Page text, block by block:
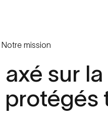
Notre mission
axé sur la
protégés